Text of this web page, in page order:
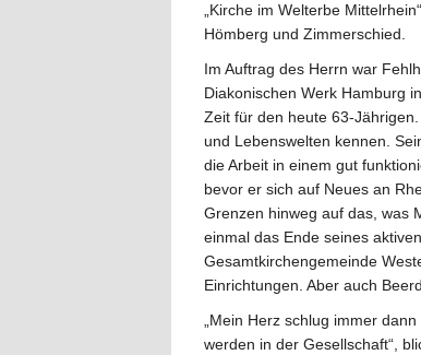
„Kirche im Welterbe
Hömberg und Zimmerschied.
Im Auftrag des Herrn war
Diakonischen Werk Hamburg
Zeit für den heute 63-
und Lebenswelten kennen.
die Arbeit in einem gut
bevor er sich auf Neues an
Grenzen hinweg auf das, was
einmal das Ende seines
Gesamtkirchengemeinde
Einrichtungen. Aber auch
„Mein Herz schlug immer
werden in der Gesellschaft“,